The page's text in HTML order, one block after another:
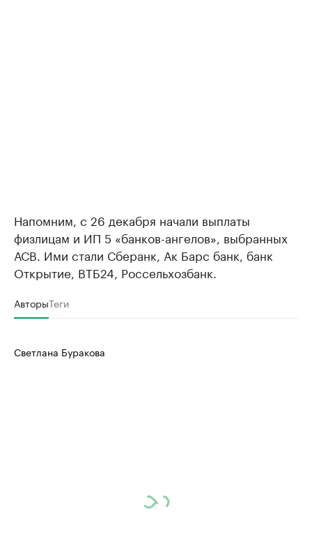
Напомним, с 26 декабря начали выплаты
физлицам и ИП 5 «банков-ангелов», выбранных
АСВ. Ими стали Сберанк, Ак Барс банк, банк
Открытие, ВТБ24, Россельхозбанк.
АвторыТеги
Светлана Буракова